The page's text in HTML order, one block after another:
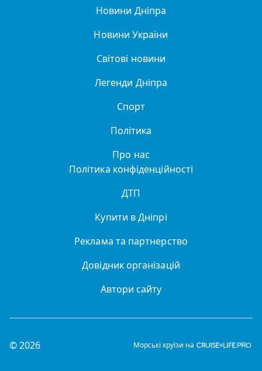
Новини Дніпра
Новини України
Світові новини
Легенди Дніпра
Спорт
Політика
Про нас
Політика конфіденційності
ДТП
Купити в Дніпрі
Реклама та партнерство
Довідник організацій
Автори сайту
© 2026 Морські круїзи на